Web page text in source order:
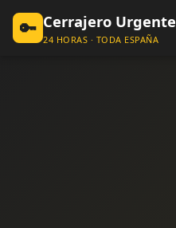
🔑 Cerrajero Urgente
24 HORAS · TODA ESPAÑA